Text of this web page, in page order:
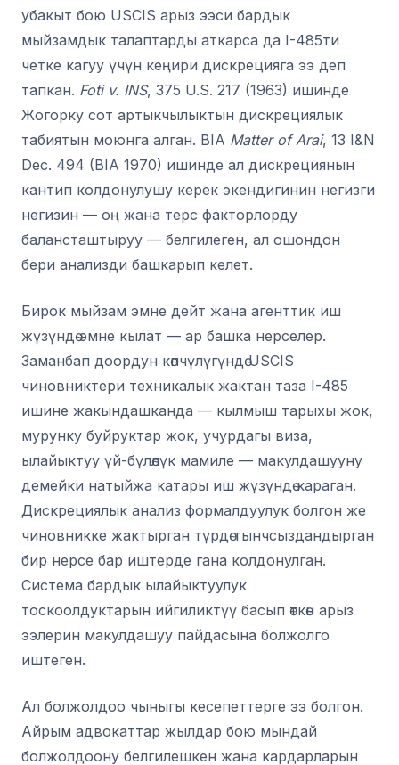
убакыт бою USCIS арыз ээси бардык
мыйзамдык талаптарды аткарса да I-485ти
четке кагуу үчүн кеңири дискрецияга ээ деп
тапкан. Foti v. INS, 375 U.S. 217 (1963) ишинде
Жогорку сот артыкчылыктын дискрециялык
табиятын моюнга алган. BIA Matter of Arai, 13 I&N
Dec. 494 (BIA 1970) ишинде ал дискрециянын
кантип колдонулушу керек экендигинин негизги
негизин — оң жана терс факторлорду
балансташтыруу — белгилеген, ал ошондон
бери анализди башкарып келет.
Бирок мыйзам эмне дейт жана агенттик иш
жүзүндө эмне кылат — ар башка нерселер.
Заманбап доордун көпчүлүгүндө USCIS
чиновниктери техникалык жактан таза I-485
ишине жакындашканда — кылмыш тарыхы жок,
мурунку буйруктар жок, учурдагы виза,
ылайыктуу үй-бүлөлүк мамиле — макулдашууну
демейки натыйжа катары иш жүзүндө караган.
Дискрециялык анализ формалдуулук болгон же
чиновникке жактырган түрдө тынчсыздандырган
бир нерсе бар иштерде гана колдонулган.
Система бардык ылайыктуулук
тоскоолдуктарын ийгиликтүү басып өткөн арыз
ээлерин макулдашуу пайдасына болжолго
иштеген.
Ал болжолдоо чыныгы кесепеттерге ээ болгон.
Айрым адвокаттар жылдар бою мындай
болжолдоону белгилешкен жана кардарларын